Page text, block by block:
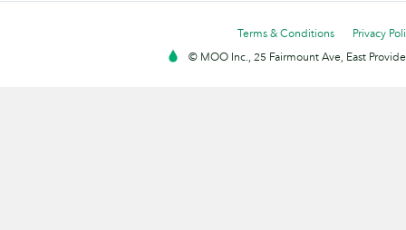
Terms & Conditions
Privacy
© MOO Inc., 25 Fairmount Ave, East